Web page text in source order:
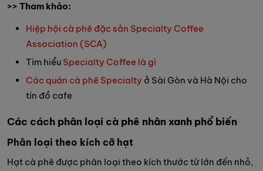
>> Tham khảo:
Hiệp hội cà phê đặc sản Specialty Coffee
Association (SCA)
Tìm hiểu Specialty Coffee là gì
Các quán cà phê Specialty ở Sài Gòn và Hà Nội cho
tín đồ cafe
Các cách phân loại cà phê nhân xanh phổ biến
Phân loại theo kích cỡ hạt
Hạt cà phê được phân loại theo kích thước từ lớn đến nhỏ,